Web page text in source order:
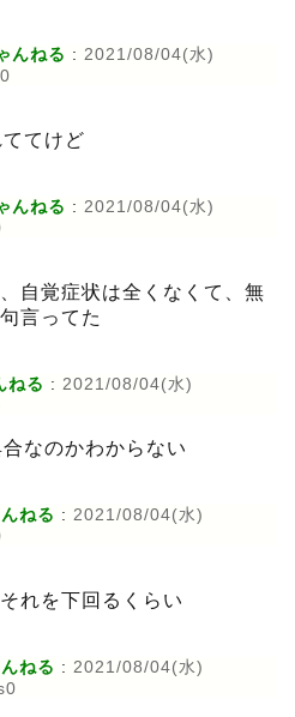
んねる : 2021/08/04(水)
てけど
んねる : 2021/08/04(水)
自覚症状は全くなくて、無
言ってた
ねる : 2021/08/04(水)
なのかわからない
ねる : 2021/08/04(水)
れを下回るくらい
ねる : 2021/08/04(水)